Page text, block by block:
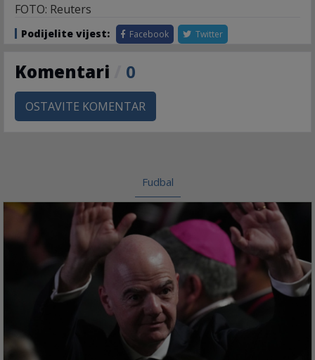
FOTO: Reuters
Podijelite vijest: Facebook Twitter
Komentari 0
OSTAVITE KOMENTAR
Fudbal